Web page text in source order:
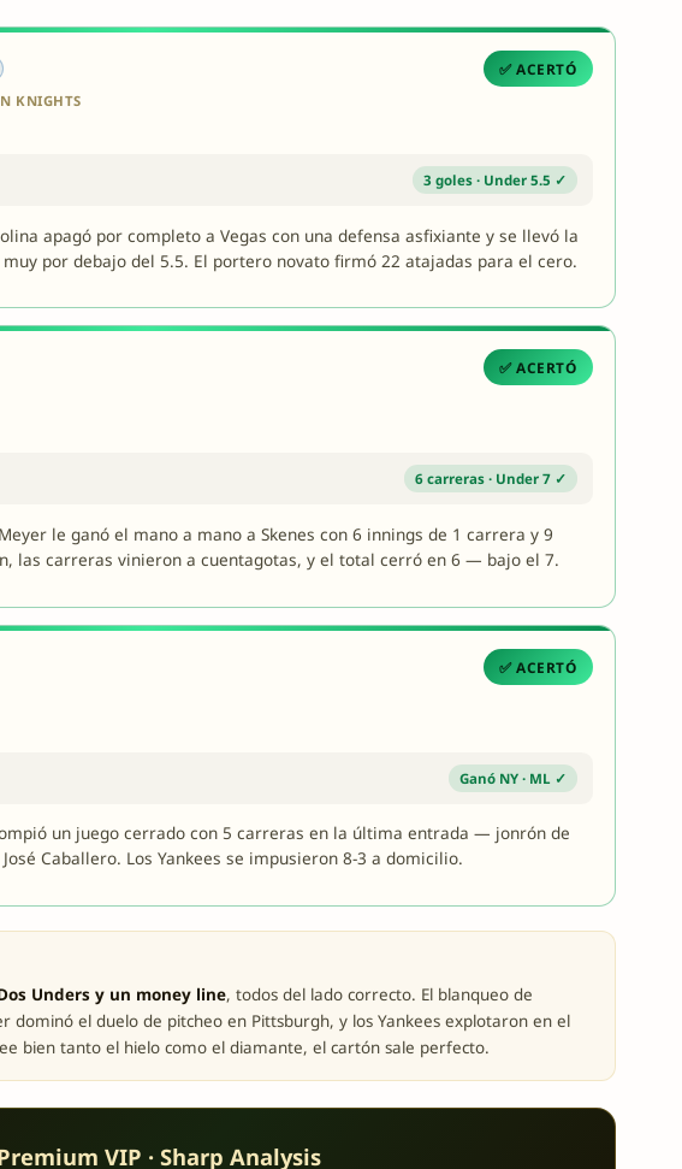
KNIGHTS
✅ ACERTÓ
3 goles · Under 5.5 ✓
apagó por completo a Vegas con una defensa asfixiante y se llevó la
por debajo del 5.5. El portero novato firmó 22 atajadas para el cero.
✅ ACERTÓ
6 carreras · Under 7 ✓
le ganó el mano a mano a Skenes con 6 innings de 1 carrera y 9
las carreras vinieron a cuentagotas, y el total cerró en 6 — bajo el 7.
✅ ACERTÓ
Ganó NY · ML ✓
un juego cerrado con 5 carreras en la última entrada — jonrón de
Caballero. Los Yankees se impusieron 8-3 a domicilio.
Unders y un money line, todos del lado correcto. El blanqueo de
dominó el duelo de pitcheo en Pittsburgh, y los Yankees explotaron en el
bien tanto el hielo como el diamante, el cartón sale perfecto.
VIP · Sharp Analysis